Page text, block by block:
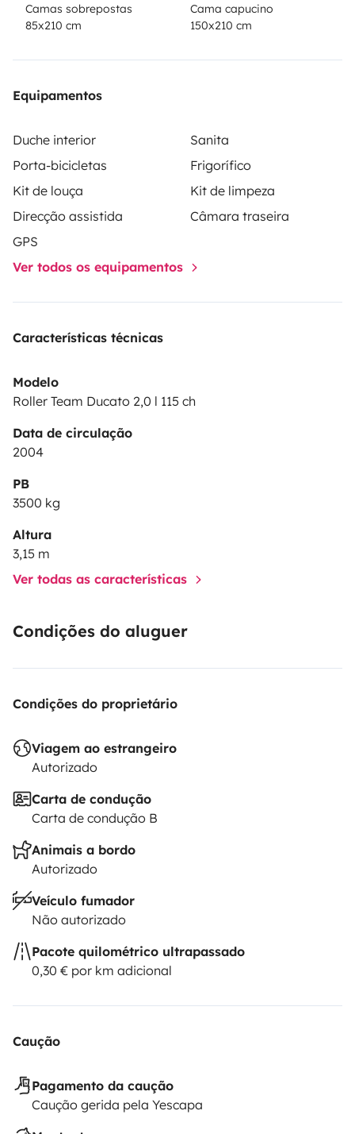
Camas sobrepostas
85x210 cm
Cama capucino
150x210 cm
Equipamentos
Duche interior
Sanita
Porta-bicicletas
Frigorífico
Kit de louça
Kit de limpeza
Direcção assistida
Câmara traseira
GPS
Ver todos os equipamentos
Características técnicas
Modelo
Roller Team Ducato 2,0 l 115 ch
Data de circulação
2004
PB
3500 kg
Altura
3,15 m
Ver todas as características
Condições do aluguer
Condições do proprietário
Viagem ao estrangeiro
Autorizado
Carta de condução
Carta de condução B
Animais a bordo
Autorizado
Veículo fumador
Não autorizado
Pacote quilométrico ultrapassado
0,30 € por km adicional
Caução
Pagamento da caução
Caução gerida pela Yescapa